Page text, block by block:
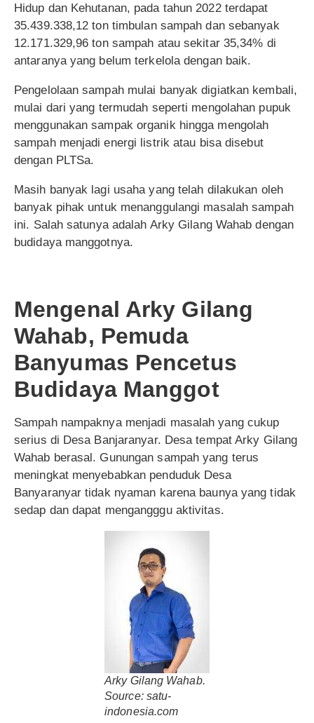
Hidup dan Kehutanan, pada tahun 2022 terdapat
35.439.338,12 ton timbulan sampah dan sebanyak
12.171.329,96 ton sampah atau sekitar 35,34% di
antaranya yang belum terkelola dengan baik.
Pengelolaan sampah mulai banyak digiatkan kembali,
mulai dari yang termudah seperti mengolahan pupuk
menggunakan sampak organik hingga mengolah
sampah menjadi energi listrik atau bisa disebut
dengan PLTSa.
Masih banyak lagi usaha yang telah dilakukan oleh
banyak pihak untuk menanggulangi masalah sampah
ini. Salah satunya adalah Arky Gilang Wahab dengan
budidaya manggotnya.
Mengenal Arky Gilang
Wahab, Pemuda
Banyumas Pencetus
Budidaya Manggot
Sampah nampaknya menjadi masalah yang cukup
serius di Desa Banjaranyar. Desa tempat Arky Gilang
Wahab berasal. Gunungan sampah yang terus
meningkat menyebabkan penduduk Desa
Banyaranyar tidak nyaman karena baunya yang tidak
sedap dan dapat mengangggu aktivitas.
Arky Gilang Wahab.
Source: satu-
indonesia.com